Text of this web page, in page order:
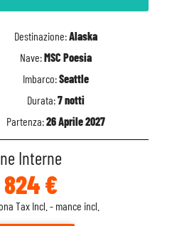
Destinazione:Alaska
Nave:MSC Poesia
Imbarco:Seattle
Durata:7 notti
Partenza:26 Aprile 2027
Interne
824 €
Tax Incl. - mance incl.